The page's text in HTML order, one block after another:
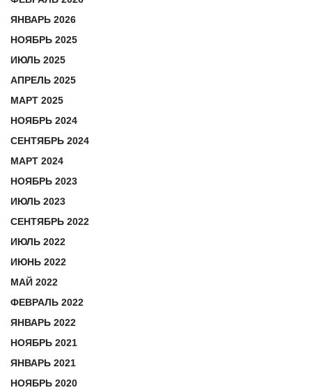
ЯНВАРЬ 2026
НОЯБРЬ 2025
ИЮЛЬ 2025
АПРЕЛЬ 2025
МАРТ 2025
НОЯБРЬ 2024
СЕНТЯБРЬ 2024
МАРТ 2024
НОЯБРЬ 2023
ИЮЛЬ 2023
СЕНТЯБРЬ 2022
ИЮЛЬ 2022
ИЮНЬ 2022
МАЙ 2022
ФЕВРАЛЬ 2022
ЯНВАРЬ 2022
НОЯБРЬ 2021
ЯНВАРЬ 2021
НОЯБРЬ 2020